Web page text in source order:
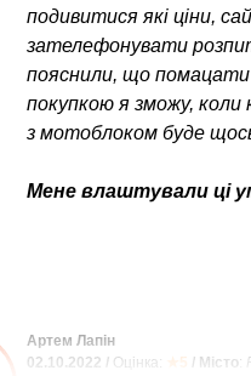
подивитися які ціни,
зателефонувати
пояснили, що
покупкою я зможу, коли
з мотоблоком буде
Мене влаштували ці
Артем Лапін
02.10.2022 / Оцінка: ★5 / Місто: